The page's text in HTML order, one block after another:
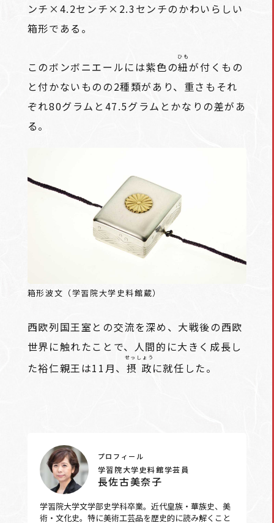
ンチ×4.2センチ×2.3センチのかわいらしい
箱形である。
このボンボニエールには紫色の紐
ひも
が付くもの
と付かないものの2種類があり、重さもそれ
ぞれ80グラムと47.5グラムとかなりの差があ
る。
箱形波文（学習院大学史料館蔵）
西欧列国王室との交流を深め、大戦後の西欧
世界に触れたことで、人間的に大きく成長し
た裕仁親王は11月、 摂政
せっしょう
に就任した。
プロフィール
学習院大学史料館学芸員
長佐古美奈子
学習院大学文学部史学科卒業。近代皇族・華族史、美
術・文化史。特に美術工芸品を歴史的に読み解くこと